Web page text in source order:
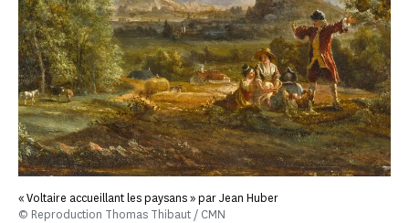
« Voltaire accueillant les paysans » par Jean Huber
© Reproduction Thomas Thibaut / CMN